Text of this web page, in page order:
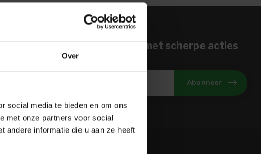
Over
social media te bieden en om ons
met onze partners voor social
andere informatie die u aan ze heeft
je aan voor onze nieuwbrief met scherpe acties
de hoogte van onze actuele aanbiedingen
Abonneer